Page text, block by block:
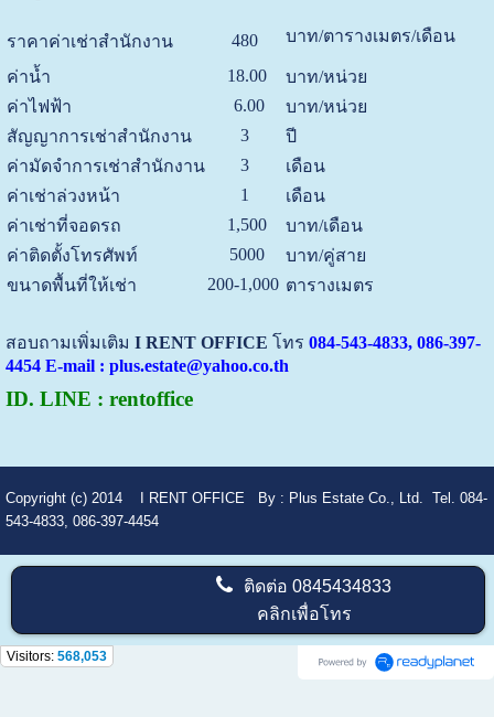
ราคาค่าเช่าสำนักงาน 480 บาท/ตารางเมตร/เดือน
ค่าน้ำ 18.00
บาท/หน่วย
ค่าไฟฟ้า
6.00
บาท/หน่วย
สัญญาการเช่าสำนักงาน
3
ปี
ค่ามัดจำการเช่าสำนักงาน
3
เดือน
ค่าเช่าล่วงหน้า
1
เดือน
ค่าเช่าที่จอดรถ
1,500
บาท/เดือน
ค่าติดตั้งโทรศัพท์
5000
บาท/คู่สาย
ขนาดพื้นที่ให้เช่า
200-1,000 ตารางเมตร
สอบถามเพิ่มเติม I RENT OFFICE โทร 084-543-4833, 086-397-
4454 E-mail : plus.estate@yahoo.co.th
ID. LINE : rentoffice
Copyright (c) 2014 I RENT OFFICE By : Plus Estate Co., Ltd. Tel. 084-
543-4833, 086-397-4454
ติดต่อ0845434833
คลิกเพื่อโทร
Visitors: 568,053